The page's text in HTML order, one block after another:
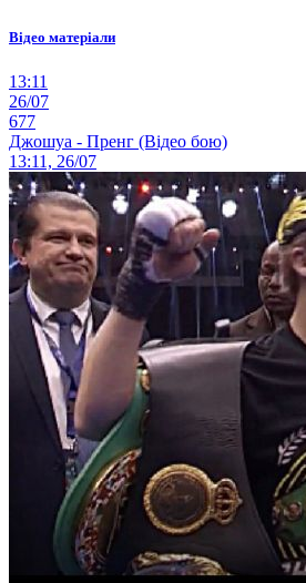
Відео матеріали
13:11
26/07
677
Джошуа - Пренг (Відео бою)
13:11, 26/07